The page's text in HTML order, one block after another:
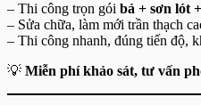
– Thi công trọn gói bả + sơn lót
– Sửa chữa, làm mới trần thạch
– Thi công nhanh, đúng tiến độ,
💡 Miễn phí khảo sát, tư vấn